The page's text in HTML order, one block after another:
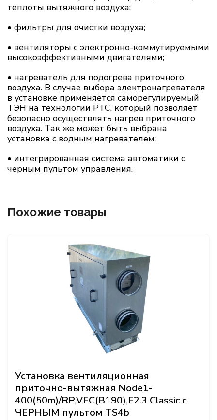
теплоты вытяжного воздуха;
• фильтры для очистки воздуха;
• вентиляторы c электронно-коммутируемыми
высокоэффективными двигателями;
• нагреватель для подогрева приточного
воздуха. В случае выбора электронагревателя
в установке применяется саморегулируемый
ТЭН на технологии PTC, который позволяет
безопасно осуществлять нагрев приточного
воздуха. Так же может быть выбрана
установка с водным нагревателем;
• интегрированная система автоматики с
черным пультом управления.
Похожие товары
Установка вентиляционная
приточно-вытяжная Node1-
400(50m)/RP,VEC(B190),E2.3 Classic с
ЧЕРНЫМ пультом TS4b